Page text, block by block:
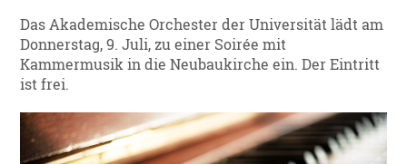
Das Akademische Orchester der Universität lädt am
Donnerstag, 9. Juli, zu einer Soirée mit
Kammermusik in die Neubaukirche ein. Der Eintritt
ist frei.